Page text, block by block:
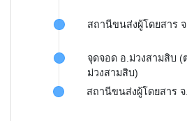
สถานีขนส่งผู้โดยสาร
จุดจอด อ.ม่วงสามสิบ (
ม่วงสามสิบ)
สถานีขนส่งผู้โดยสาร